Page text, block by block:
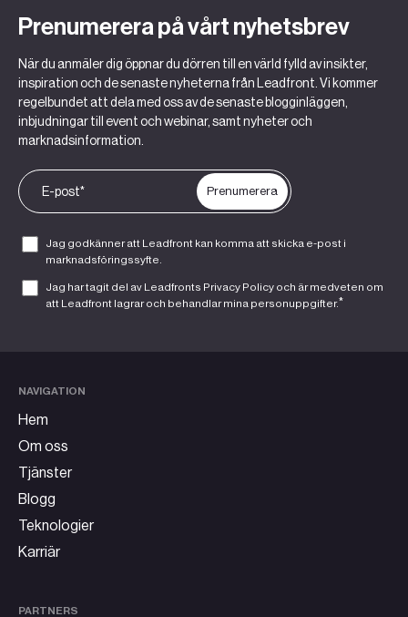
Prenumerera på vårt nyhetsbrev
När du anmäler dig öppnar du dörren till en värld fylld av insikter,
inspiration och de senaste nyheterna från Leadfront. Vi kommer
regelbundet att dela med oss av de senaste blogginläggen,
inbjudningar till event och webinar, samt nyheter och
marknadsinformation.
Jag godkänner att Leadfront kan komma att skicka e-post i
marknadsföringssyfte.
Jag har tagit del av Leadfronts Privacy Policy och är medveten om
att Leadfront lagrar och behandlar mina personuppgifter.*
NAVIGATION
Hem
Om oss
Tjänster
Blogg
Teknologier
Karriär
PARTNERS